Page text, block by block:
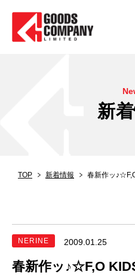
新
TOP 新着情報 春新作ッ
NERINE 2009.01.25
春新作ッ♪☆F,O